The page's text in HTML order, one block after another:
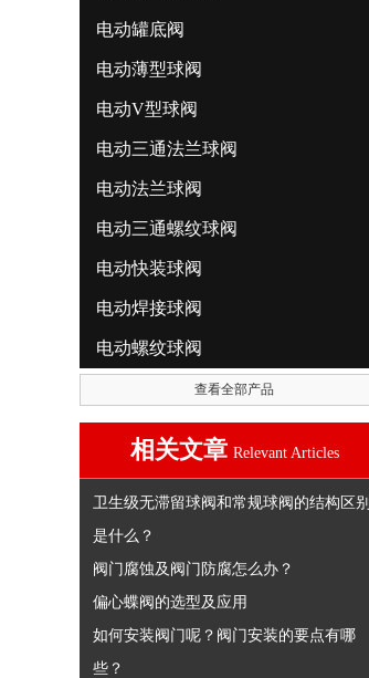
电动罐底阀
电动薄型球阀
电动V型球阀
电动三通法兰球阀
电动法兰球阀
电动三通螺纹球阀
电动快装球阀
电动焊接球阀
电动螺纹球阀
查看全部产品
相关文章 Relevant Articles
卫生级无滞留球阀和常规球阀的结构区别
是什么？
阀门腐蚀及阀门防腐怎么办？
偏心蝶阀的选型及应用
如何安装阀门呢？阀门安装的要点有哪
些？